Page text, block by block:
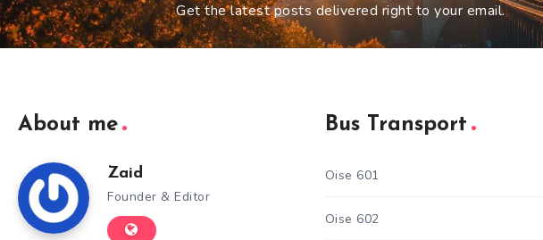
Get the latest posts delivered right to your email.
About me
Zaid
Founder & Editor
Bus Transport
Oise 601
Oise 602